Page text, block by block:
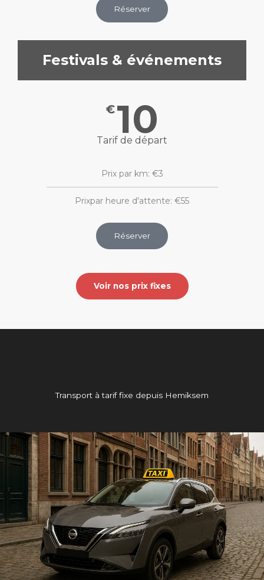
Réserver
Festivals & événements
€10
Tarif de départ
Prix par km: €3
Prixpar heure d'attente: €55
Réserver
Voir nos prix fixes
Transport à tarif fixe depuis Hemiksem